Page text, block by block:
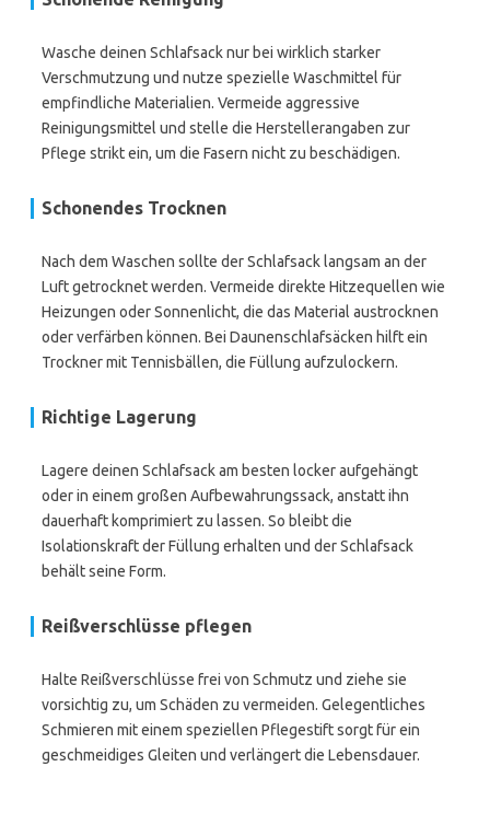
Wasche deinen Schlafsack nur bei wirklich starker
Verschmutzung und nutze spezielle Waschmittel für
empfindliche Materialien. Vermeide aggressive
Reinigungsmittel und stelle die Herstellerangaben zur
Pflege strikt ein, um die Fasern nicht zu beschädigen.
Schonendes Trocknen
Nach dem Waschen sollte der Schlafsack langsam an der
Luft getrocknet werden. Vermeide direkte Hitzequellen wie
Heizungen oder Sonnenlicht, die das Material austrocknen
oder verfärben können. Bei Daunenschlafsäcken hilft ein
Trockner mit Tennisbällen, die Füllung aufzulockern.
Richtige Lagerung
Lagere deinen Schlafsack am besten locker aufgehängt
oder in einem großen Aufbewahrungssack, anstatt ihn
dauerhaft komprimiert zu lassen. So bleibt die
Isolationskraft der Füllung erhalten und der Schlafsack
behält seine Form.
Reißverschlüsse pflegen
Halte Reißverschlüsse frei von Schmutz und ziehe sie
vorsichtig zu, um Schäden zu vermeiden. Gelegentliches
Schmieren mit einem speziellen Pflegestift sorgt für ein
geschmeidiges Gleiten und verlängert die Lebensdauer.